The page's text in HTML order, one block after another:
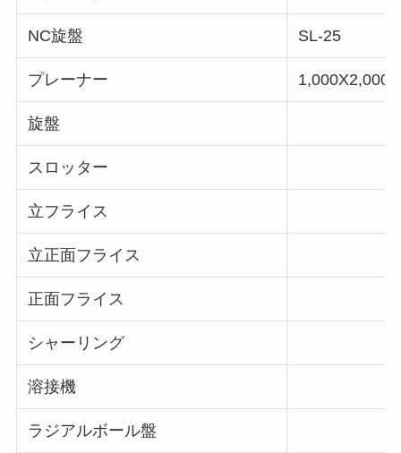
NC旋盤 SL-25
プレーナー 1,000X2,000
旋盤
スロッター
立フライス
立正面フライス
正面フライス
シャーリング
溶接機
ラジアルボール盤